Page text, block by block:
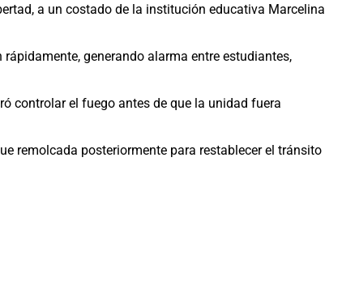
a un costado de la institución educativa Marcelina
generando alarma entre estudiantes,
controlar el fuego antes de que la unidad fuera
remolcada posteriormente para restablecer el tránsito